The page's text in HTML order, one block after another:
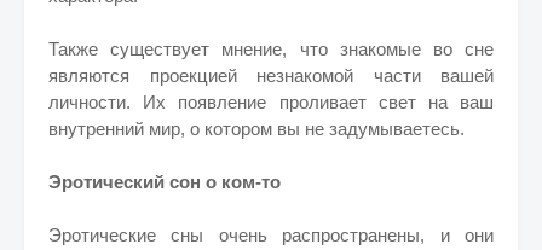
Также существует мнение, что знакомые во сне
являются проекцией незнакомой части вашей
личности. Их появление проливает свет на ваш
внутренний мир, о котором вы не задумываетесь.
Эротический сон о ком-то
Эротические сны очень распространены, и они